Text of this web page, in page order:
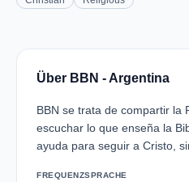
Über BBN - Argentina
BBN se trata de compartir la
escuchar lo que enseña la
ayuda para seguir a Cristo,
FREQUENZSPRACHE